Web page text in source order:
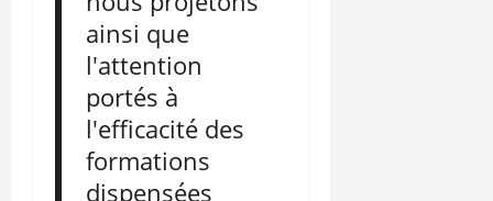
ainsi que
l'attention
portés à
l'efficacité des
formations
dispensées